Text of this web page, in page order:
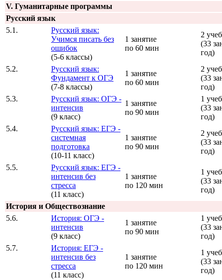
V. Гуманитарные программы
Русский язык
5.1.
Русский язык:
Учимся писать без
ошибок
(5-6 классы)
1 занятие
по 60 мин
2
(33
год)
5.2.
Русский язык:
Фундамент к ОГЭ
(7-8 классы)
1 занятие
по 60 мин
2
(33
год)
5.3.
Русский язык: ОГЭ -
интенсив
(9 класс)
1 занятие
по 90 мин
1
(33
год)
5.4.
Русский язык: ЕГЭ -
системная
подготовка
(10-11 класс)
1 занятие
по 90 мин
2
(33
год)
5.5.
Русский язык: ЕГЭ -
интенсив без
стресса
(11 класс)
1 занятие
по 120 мин
1
(33
год)
История и Обществознание
5.6.
История: ОГЭ -
интенсив
(9 класс)
1 занятие
по 90 мин
1
(33
год)
5.7.
История: ЕГЭ -
интенсив без
стресса
(11 класс)
1 занятие
по 120 мин
1
(33
год)